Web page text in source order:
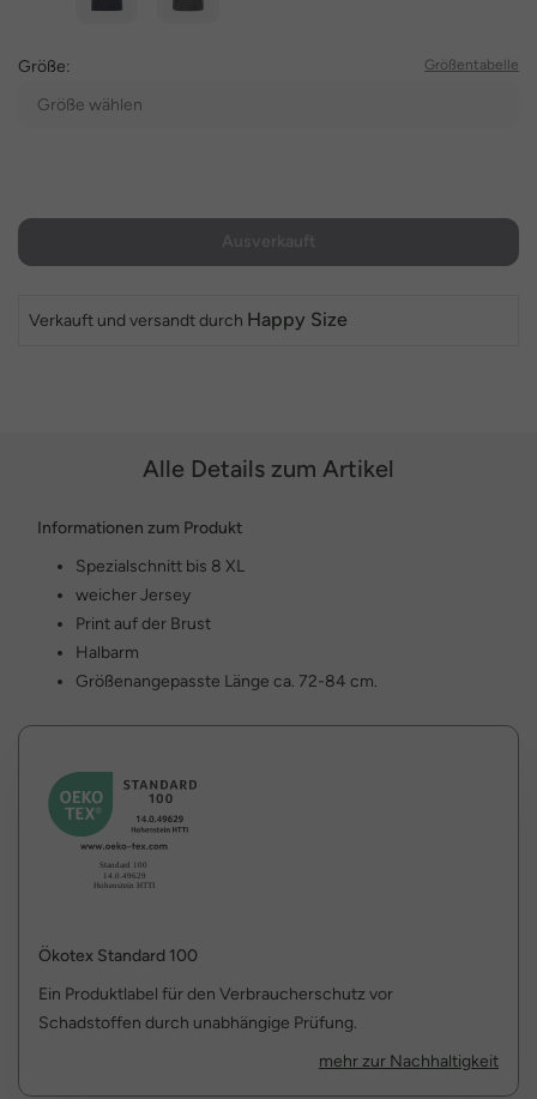
Größe: Größentabelle
Größe wählen
Verkauft und versandt durch Happy Size
Alle Details zum Artikel
Informationen zum Produkt
Spezialschnitt bis 8 XL
weicher Jersey
Print auf der Brust
Halbarm
Größenangepasste Länge ca. 72-84 cm.
Ökotex Standard 100
Ein Produktlabel für den Verbraucherschutz vor
Schadstoffen durch unabhängige Prüfung.
mehr zur Nachhaltigkeit